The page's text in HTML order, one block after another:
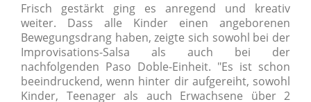
Frisch gestärkt ging es anregend und kreativ
weiter. Dass alle Kinder einen angeborenen
Bewegungsdrang haben, zeigte sich sowohl bei der
Improvisations-Salsa als auch bei der
nachfolgenden Paso Doble-Einheit. "Es ist schon
beeindruckend, wenn hinter dir aufgereiht, sowohl
Kinder, Teenager als auch Erwachsene über 2